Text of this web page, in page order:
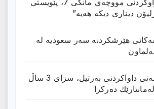
“عێراق بۆ تەواوکردنی مووچەی مانگى 7، پێویستی
هێرشكردنە سەر سعودیە لە
بەغداد.. بە تۆمەتی داواكردنی بەرتیل، سزای 3 ساڵ
دەركرا